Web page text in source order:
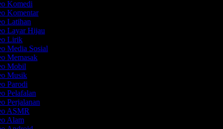
Komedi
Komentar
Latihan
Layar Hijau
Lirik
Media Sosial
Memasak
Mobil
Musik
Parodi
Pelafalan
Perjalanan
ASMR
Alam